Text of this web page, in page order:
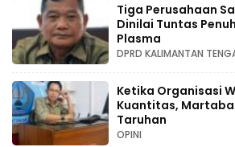
Tiga Perusahaan
Dinilai Tuntas
Plasma
DPRD KALIMANTAN
Ketika Organisasi
Kuantitas,
Taruhan
OPINI